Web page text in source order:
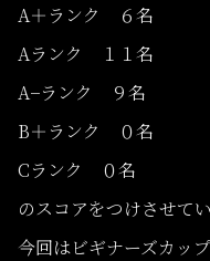
A＋ランク ６名
Aランク １１名
A−ランク ９名
B＋ランク ０名
Cランク ０名
のスコアをつけさせて
今回はビギナーズカッ